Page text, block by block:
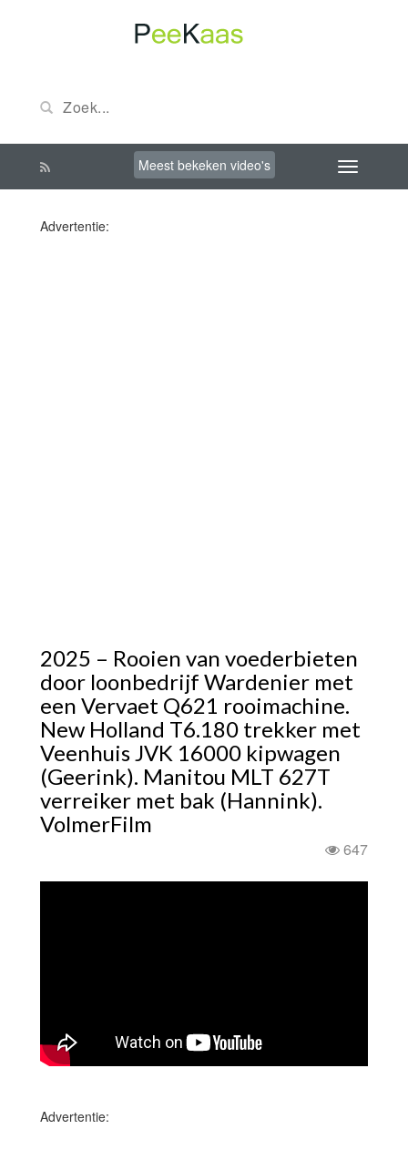
Meest bekeken video's
Advertentie:
2025 – Rooien van voederbieten
door loonbedrijf Wardenier met
een Vervaet Q621 rooimachine.
New Holland T6.180 trekker met
Veenhuis JVK 16000 kipwagen
(Geerink). Manitou MLT 627T
verreiker met bak (Hannink).
VolmerFilm
647
Advertentie: